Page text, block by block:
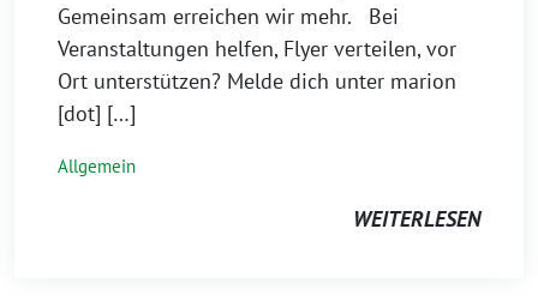
Gemeinsam erreichen wir mehr. Bei
Veranstaltungen helfen, Flyer verteilen, vor
Ort unterstützen? Melde dich unter marion
[dot] […]
Allgemein
WEITERLESEN